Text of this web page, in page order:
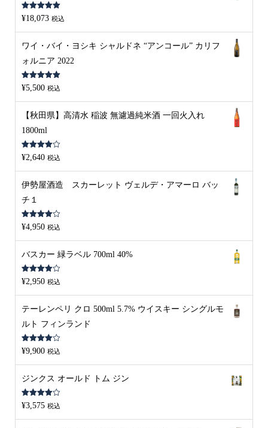
5段階中5.00
の評価
¥18,073 税込
ワイ・バイ・ヨシキ シャルドネ “アンコール” カリフ
ォルニア 2022
5段階中 5.00
の評価
¥5,500 税込
【秋田県】高清水 稲波 無濾過純米酒 一回火入れ
1800ml
5段階中
4.00の評
¥2,640 税込
伊勢屋酒造 スカーレット ヴェルデ・アマーロ バッ
チ１
5段階中
4.00の評
¥4,950 税込
バスカー 緑ラベル 700ml 40%
5段階中
4.00の評
¥2,950 税込
テーレンペリ クロ 500ml 5.7% ウイスキー シングルモ
ルト フィンランド
5段階中
4.00の評
¥9,900 税込
ジンクス オールド トム ジン
5段階中
4.00の評
¥3,575 税込